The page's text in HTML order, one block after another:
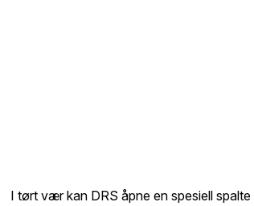
I tørt vær kan DRS åpne en spesiell